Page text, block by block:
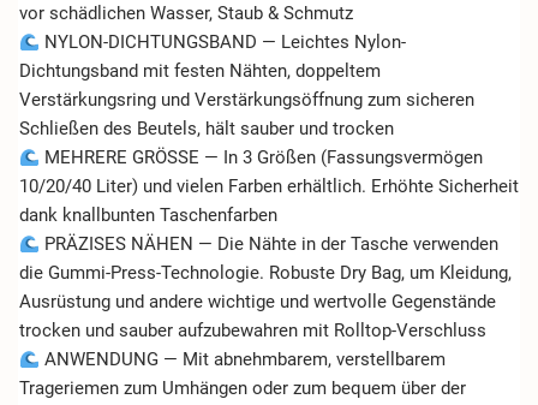
vor schädlichen Wasser, Staub & Schmutz
NYLON-DICHTUNGSBAND — Leichtes Nylon-
Dichtungsband mit festen Nähten, doppeltem
Verstärkungsring und Verstärkungsöffnung zum sicheren
Schließen des Beutels, hält sauber und trocken
MEHRERE GRÖSSE — In 3 Größen (Fassungsvermögen
10/20/40 Liter) und vielen Farben erhältlich. Erhöhte Sicherheit
dank knallbunten Taschenfarben
PRÄZISES NÄHEN — Die Nähte in der Tasche verwenden
die Gummi-Press-Technologie. Robuste Dry Bag, um Kleidung,
Ausrüstung und andere wichtige und wertvolle Gegenstände
trocken und sauber aufzubewahren mit Rolltop-Verschluss
ANWENDUNG — Mit abnehmbarem, verstellbarem
Trageriemen zum Umhängen oder zum bequem über der